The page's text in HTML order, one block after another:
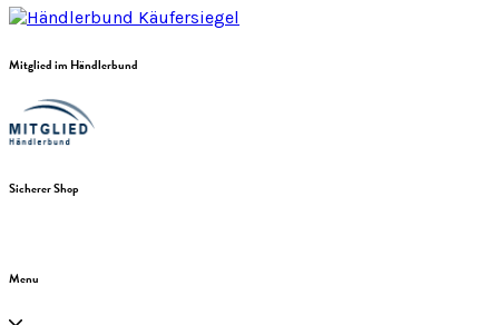
Mitglied im Händlerbund
Sicherer Shop
Menu